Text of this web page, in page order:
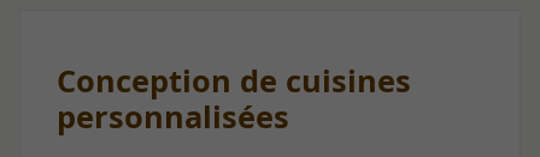
Conception de cuisines
personnalisées